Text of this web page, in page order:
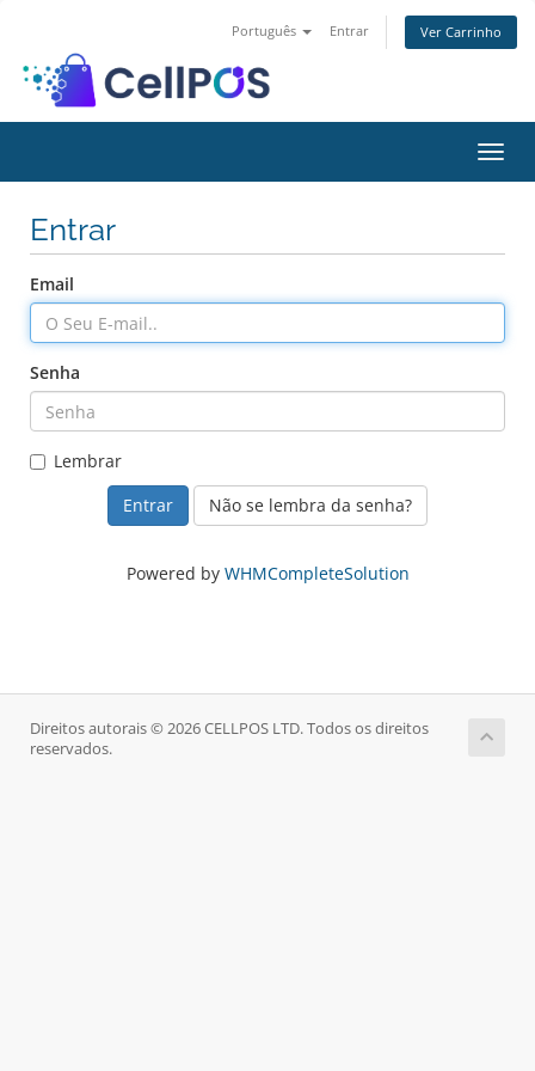
Português Entrar Ver Carrinho
Entrar
Email
Senha
Lembrar
Não se lembra da senha?
Powered by WHMCompleteSolution
Direitos autorais © 2026 CELLPOS LTD. Todos os direitos
reservados.